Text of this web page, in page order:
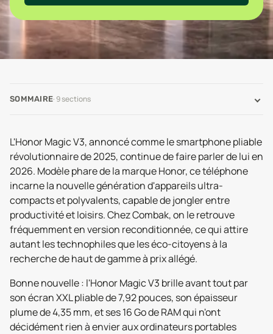
SOMMAIRE· 9sections
L'Honor Magic V3, annoncé comme le smartphone pliable
révolutionnaire de 2025, continue de faire parler de lui en
2026. Modèle phare de la marque Honor, ce téléphone
incarne la nouvelle génération d'appareils ultra-
compacts et polyvalents, capable de jongler entre
productivité et loisirs. Chez Combak, on le retrouve
fréquemment en version reconditionnée, ce qui attire
autant les technophiles que les éco-citoyens à la
recherche de haut de gamme à prix allégé.
Bonne nouvelle : l'Honor Magic V3 brille avant tout par
son écran XXL pliable de 7,92 pouces, son épaisseur
plume de 4,35 mm, et ses 16 Go de RAM qui n'ont
décidément rien à envier aux ordinateurs portables